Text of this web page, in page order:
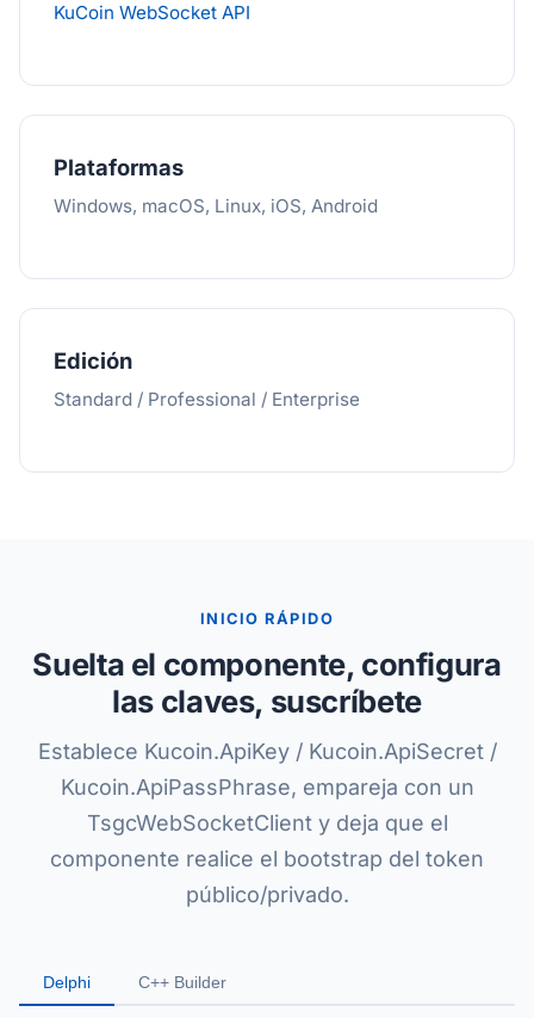
KuCoin WebSocket API
Plataformas
Windows, macOS, Linux, iOS, Android
Edición
Standard / Professional / Enterprise
INICIO RÁPIDO
Suelta el componente, configura
las claves, suscríbete
Establece Kucoin.ApiKey / Kucoin.ApiSecret /
Kucoin.ApiPassPhrase, empareja con un
TsgcWebSocketClient y deja que el
componente realice el bootstrap del token
público/privado.
Delphi C++ Builder